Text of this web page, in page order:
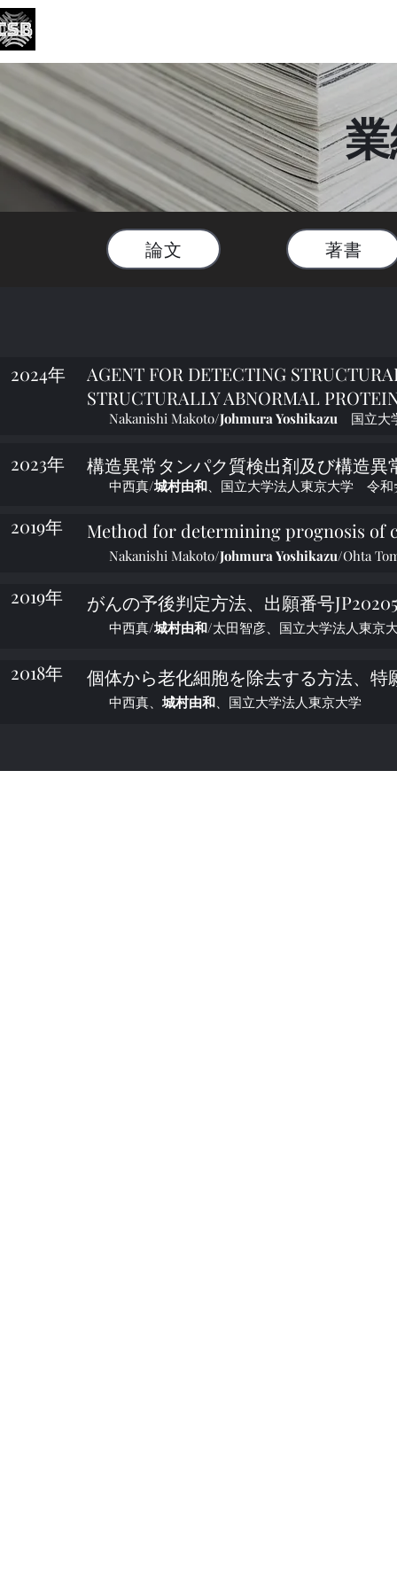
論文 著書
AGENT FOR DETECTING
STRUCTURALLY ABNORMAL
Nakanishi Makoto/Johmura Yoshikazu 国立大
2024年
構造異常タンパク質検出剤及び構造異
中西真/城村由和、国立大学法人東京大学 令和
2023年
Method for determining prognosis of
Nakanishi Makoto/Johmura Yoshikazu/Ohta
2019年
がんの予後判定方法、出願番号
中西真/城村由和/太田智彦、国立大学法人東京
2019年
個体から老化細胞を除去する方法、特
中西真、 城村由和、国立大学法人東京大学
2018年